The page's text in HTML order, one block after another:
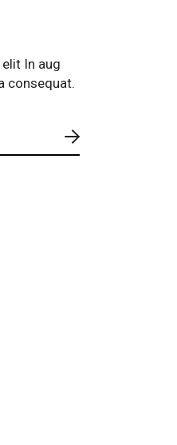
In aug
consequat.